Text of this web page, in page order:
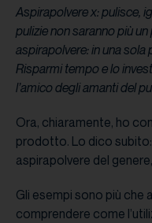
Aspirapolvere x: pulisce,
pulizie non saranno più
aspirapolvere: in una
Risparmi tempo e lo
l’amico degli amanti del
Ora, chiaramente, ho
prodotto. Lo dico
aspirapolvere del
Gli esempi sono più che
comprendere come